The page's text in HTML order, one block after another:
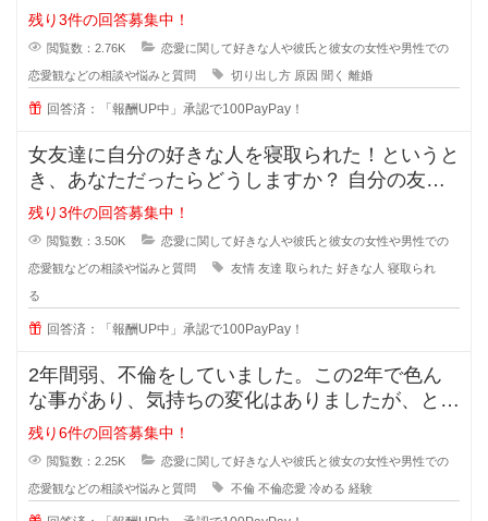
ますか？ 離婚した原因を聞
残り3件の回答募集中！
閲覧数：2.76K 恋愛に関して好きな人や彼氏と彼女の女性や男性での
恋愛観などの相談や悩みと質問 切り出し方 原因 聞く 離婚
回答済：「報酬UP中」承認で100PayPay！
女友達に自分の好きな人を寝取られた！というと
き、あなただったらどうしますか？ 自分の友達
に好きな人の話をするのは女
残り3件の回答募集中！
閲覧数：3.50K 恋愛に関して好きな人や彼氏と彼女の女性や男性での
恋愛観などの相談や悩みと質問 友情 友達 取られた 好きな人 寝取られ
る
回答済：「報酬UP中」承認で100PayPay！
2年間弱、不倫をしていました。この2年で色ん
な事があり、気持ちの変化はありましたが、とに
かく彼の事が大好きで一緒にいれる
残り6件の回答募集中！
閲覧数：2.25K 恋愛に関して好きな人や彼氏と彼女の女性や男性での
恋愛観などの相談や悩みと質問 不倫 不倫恋愛 冷める 経験